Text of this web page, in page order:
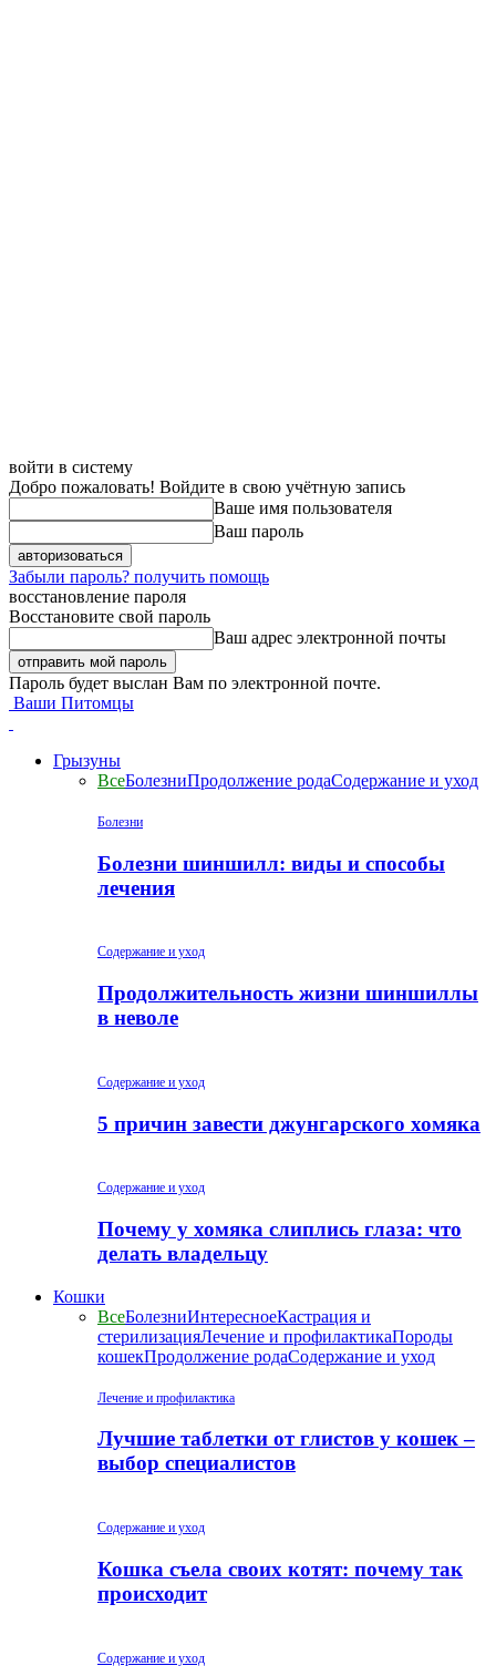
войти в систему
Добро пожаловать! Войдите в свою учётную запись
Ваше имя пользователя
Ваш пароль
Забыли пароль? получить помощь
восстановление пароля
Восстановите свой пароль
Ваш адрес электронной почты
Пароль будет выслан Вам по электронной почте.
Ваши Питомцы
Грызуны
ВсеБолезниПродолжение родаСодержание и уход
Болезни
Болезни шиншилл: виды и способы
лечения
Содержание и уход
Продолжительность жизни шиншиллы
в неволе
Содержание и уход
5 причин завести джунгарского хомяка
Содержание и уход
Почему у хомяка слиплись глаза: что
делать владельцу
Кошки
ВсеБолезниИнтересноеКастрация и
стерилизацияЛечение и профилактикаПороды
кошекПродолжение родаСодержание и уход
Лечение и профилактика
Лучшие таблетки от глистов у кошек –
выбор специалистов
Содержание и уход
Кошка съела своих котят: почему так
происходит
Содержание и уход